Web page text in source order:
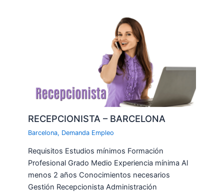
RECEPCIONISTA – BARCELONA
Barcelona, Demanda Empleo
Requisitos Estudios mínimos Formación
Profesional Grado Medio Experiencia mínima Al
menos 2 años Conocimientos necesarios
Gestión Recepcionista Administración